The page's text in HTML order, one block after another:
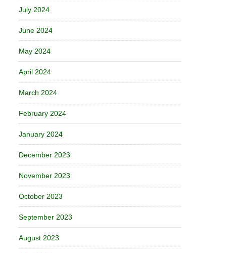
July 2024
June 2024
May 2024
April 2024
March 2024
February 2024
January 2024
December 2023
November 2023
October 2023
September 2023
August 2023